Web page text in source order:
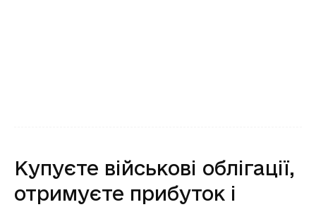
Купуєте військові облігації,
отримуєте прибуток і